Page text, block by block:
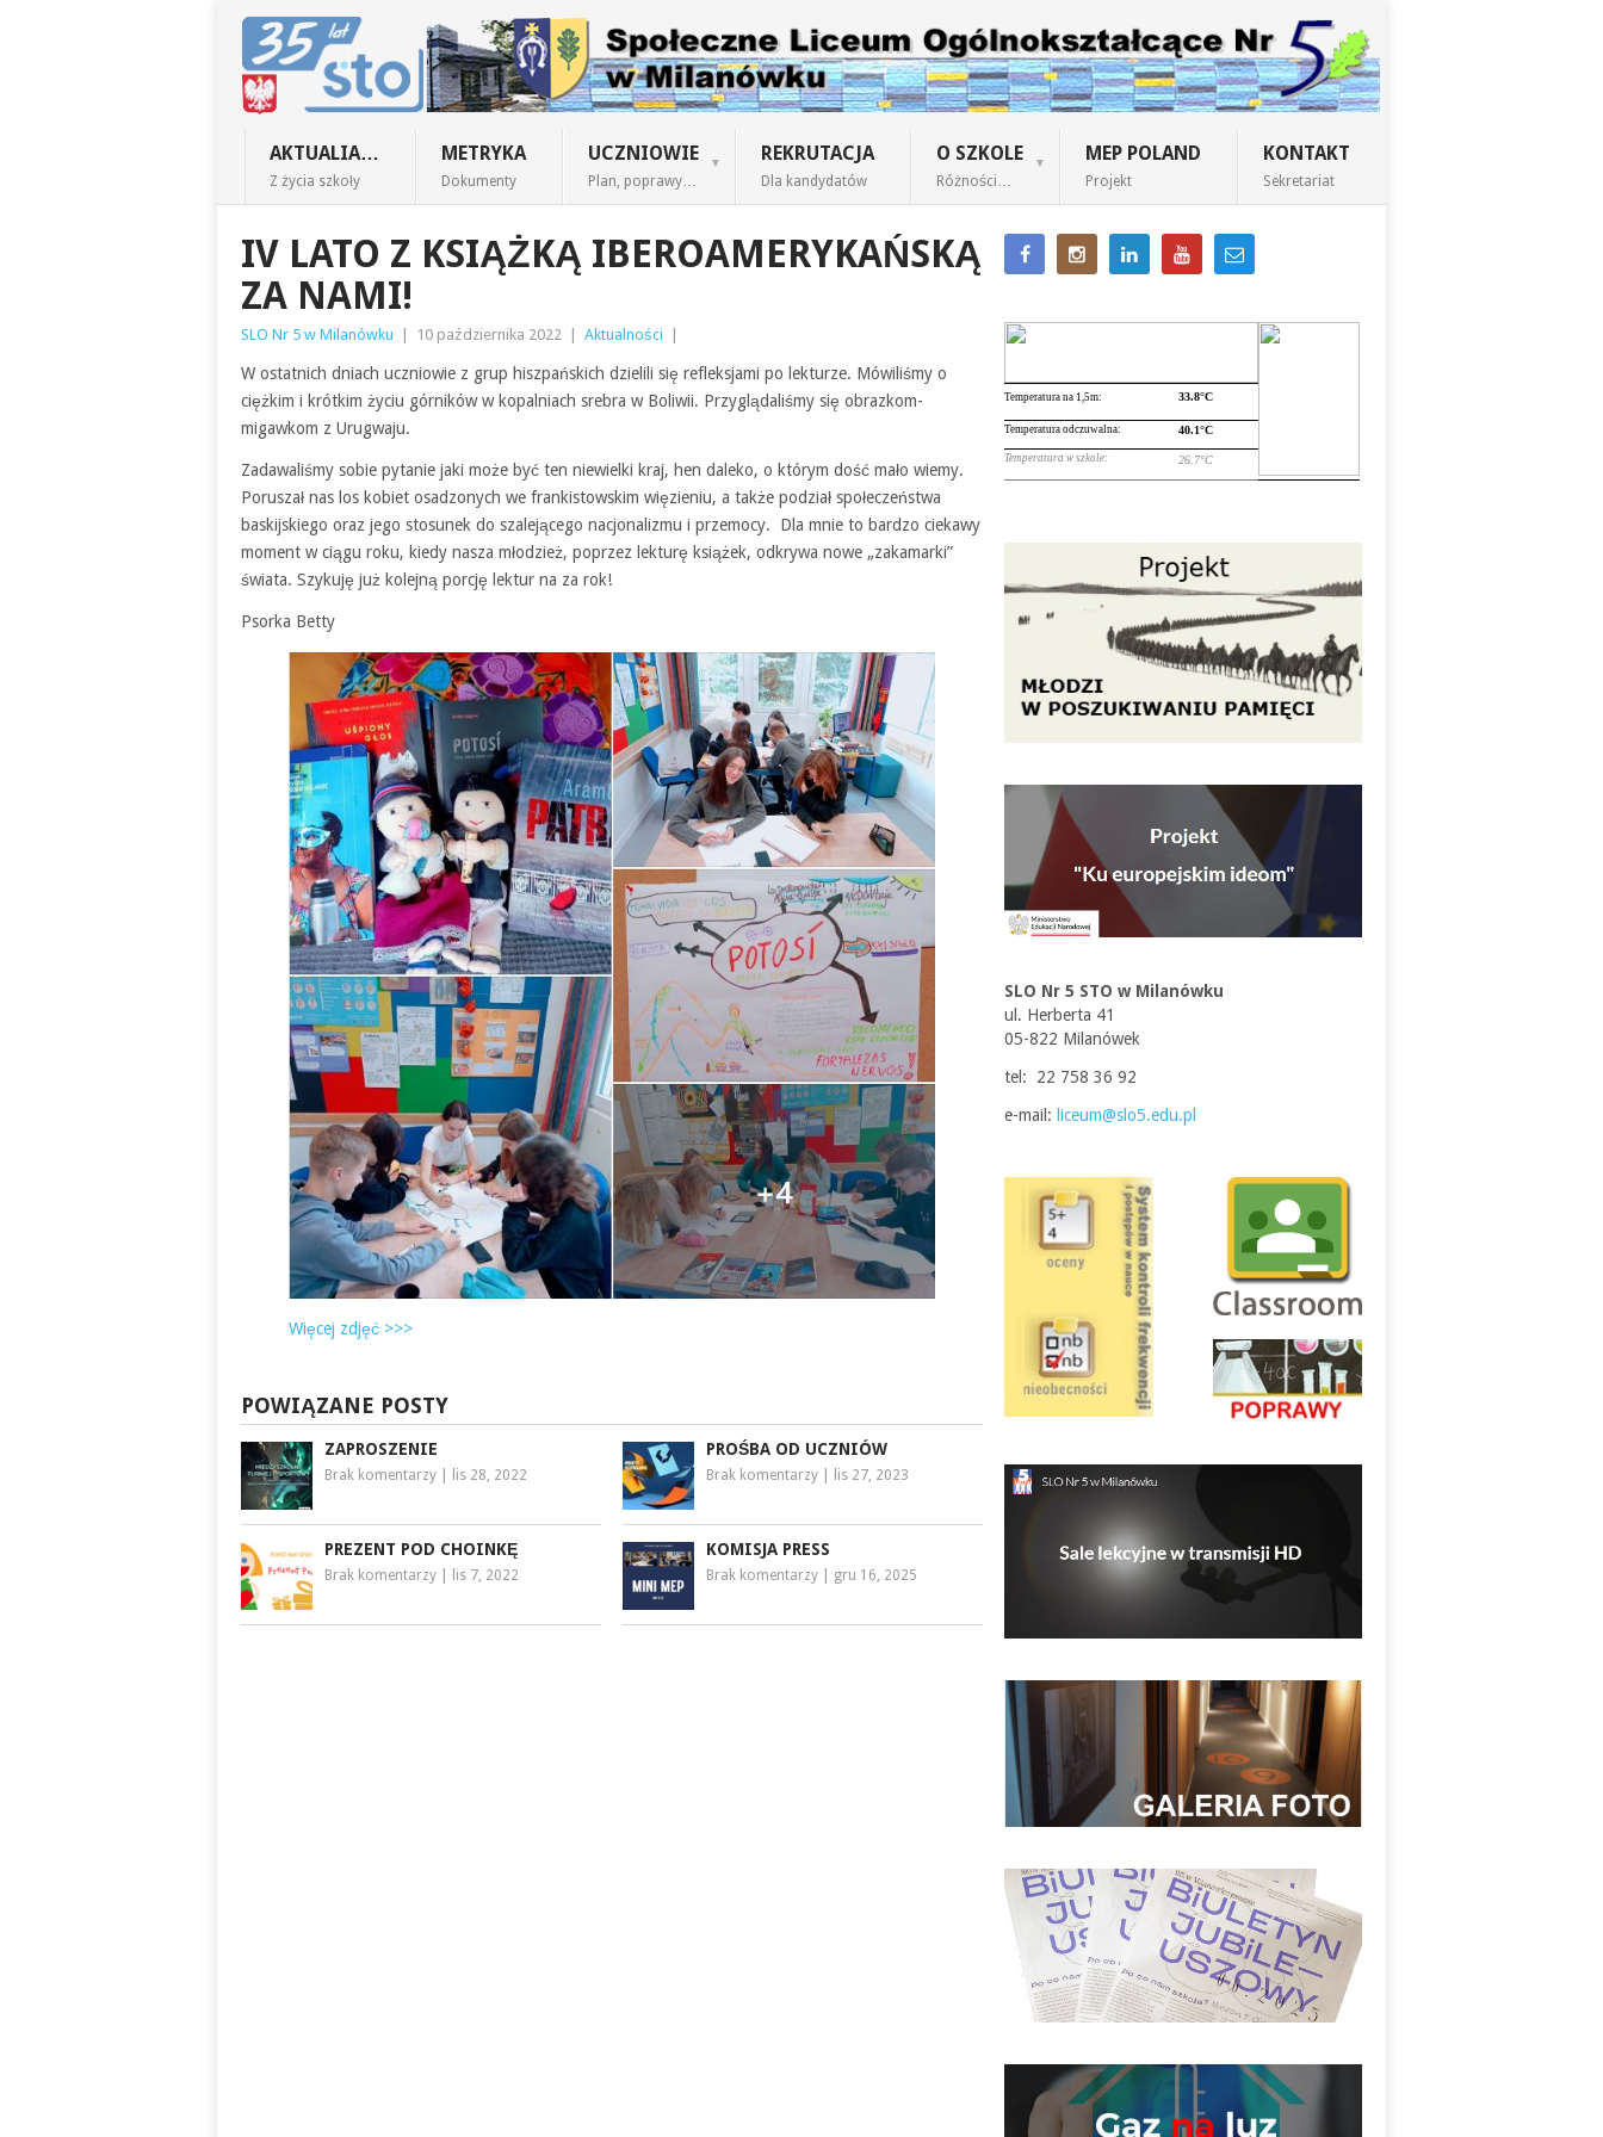
AKTUALIA…
Z życia szkoły
METRYKA
Dokumenty
UCZNIOWIE
Plan, poprawy…
REKRUTACJA
Dla kandydatów
O SZKOLE
Różności…
MEP POLAND
Projekt
KONTAKT
Sekretariat
IV LATO Z KSIĄŻKĄ IBEROAMERYKAŃSKĄ
ZA NAMI!
SLO Nr 5 w Milanówku 10 października 2022 Aktualności
W ostatnich dniach uczniowie z grup hiszpańskich dzielili się refleksjami po lekturze. Mówiliśmy o
ciężkim i krótkim życiu górników w kopalniach srebra w Boliwii. Przyglądaliśmy się obrazkom-
migawkom z Urugwaju.
Zadawaliśmy sobie pytanie jaki może być ten niewielki kraj, hen daleko, o którym dość mało wiemy.
Poruszał nas los kobiet osadzonych we frankistowskim więzieniu, a także podział społeczeństwa
baskijskiego oraz jego stosunek do szalejącego nacjonalizmu i przemocy. Dla mnie to bardzo ciekawy
moment w ciągu roku, kiedy nasza młodzież, poprzez lekturę książek, odkrywa nowe „zakamarki”
świata. Szykuję już kolejną porcję lektur na za rok!
Psorka Betty
Więcej zdjęć >>>
POWIĄZANE POSTY
ZAPROSZENIE
Brak komentarzy lis 28, 2022
PROŚBA OD UCZNIÓW
Brak komentarzy lis 27, 2023
PREZENT POD CHOINKĘ
Brak komentarzy lis 7, 2022
KOMISJA PRESS
Brak komentarzy gru 16, 2025
SLO Nr 5 STO w Milanówku
ul. Herberta 41
05-822 Milanówek
tel: 22 758 36 92
e-mail: liceum@slo5.edu.pl